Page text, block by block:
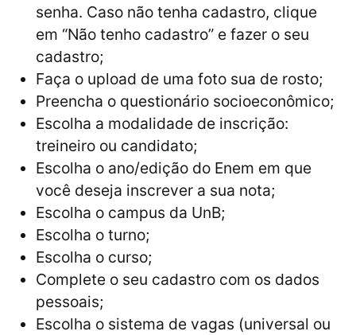
senha. Caso não tenha cadastro, clique
em “Não tenho cadastro” e fazer o seu
cadastro;
Faça o upload de uma foto sua de rosto;
Preencha o questionário socioeconômico;
Escolha a modalidade de inscrição:
treineiro ou candidato;
Escolha o ano/edição do Enem em que
você deseja inscrever a sua nota;
Escolha o campus da UnB;
Escolha o turno;
Escolha o curso;
Complete o seu cadastro com os dados
pessoais;
Escolha o sistema de vagas (universal ou